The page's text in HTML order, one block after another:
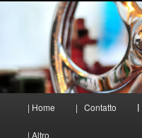
TraduiSons
principale
| Home | Contatto |
| Altro